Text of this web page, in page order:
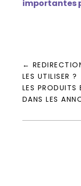
importantes
←
LES UTILISER ?
LES
DANS LES